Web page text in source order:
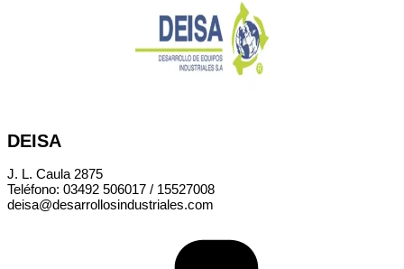
DEISA
J. L. Caula 2875
Teléfono: 03492 506017 / 15527008
deisa@desarrollosindustriales.com